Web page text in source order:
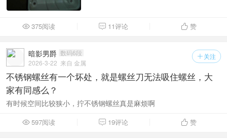
375阅读  11评论  赞
 关注
暗影男爵 数码6段
2026-3-22 来自 金属
不锈钢螺丝有一个坏处，就是螺丝刀无法吸住螺丝，大
家有同感么？
有时候空间比较狭小，拧不锈钢螺丝真是麻烦啊
 597阅读  19评论  赞